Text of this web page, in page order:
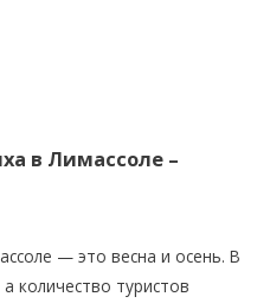
в Лимассоле –
— это весна и осень. В
количество туристов